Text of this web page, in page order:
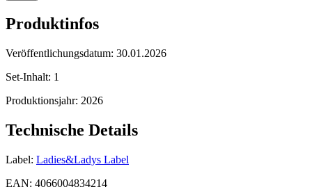
Produktinfos
Veröffentlichungsdatum: 30.01.2026
Set-Inhalt: 1
Produktionsjahr: 2026
Technische Details
Label: Ladies&Ladys Label
EAN: 4066004834214